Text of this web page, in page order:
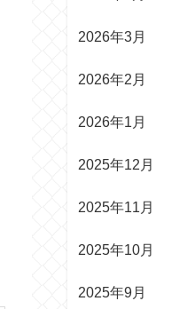
2026年3月
2026年2月
2026年1月
2025年12月
2025年11月
2025年10月
2025年9月